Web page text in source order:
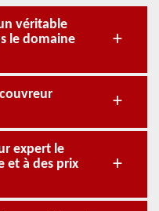
véritable
le domaine
expert le
et à des prix